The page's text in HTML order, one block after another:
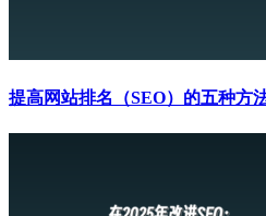
提高网站排名（SEO）的五种方